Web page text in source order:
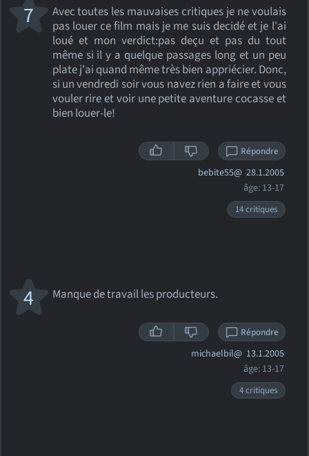
Avec toutes les mauvaises critiques je ne voulais
pas louer ce film mais je me suis decidé et je l'ai
loué et mon verdict:pas deçu et pas du tout
même si il y a quelque passages long et un peu
plate j'ai quand même très bien appriécier. Donc,
si un vendredi soir vous navez rien a faire et vous
vouler rire et voir une petite aventure cocasse et
bien louer-le!
7
Répondre
bebite55@ 28.1.2005
âge: 13-17
14 critiques
Manque de travail les producteurs.
4
Répondre
michaelbil@ 13.1.2005
âge: 13-17
4 critiques